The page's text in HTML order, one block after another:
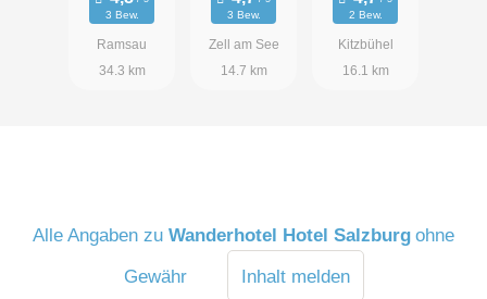
Personen. Die Holzdecke, die natürlichen Farben und die
große Glasfront sorgen für Urlaubsgenuss pur. Unsere
3 Bew.
Ramsau
34.3 km
3 Bew.
Zell am See
14.7 km
2 Bew.
Kitzbühel
16.1 km
Alle Angaben zu Wanderhotel Hotel Salzburg ohne
Gewähr
Inhalt melden